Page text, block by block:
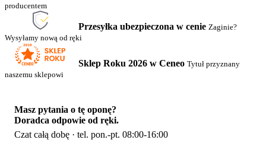
producentem
Przesyłka ubezpieczona w cenie Zaginie?
Wysyłamy nową od ręki
Sklep Roku 2026 w Ceneo Tytuł przyznany
naszemu sklepowi
Masz pytania o tę oponę?
Doradca odpowie od ręki.
Czat całą dobę · tel. pon.-pt. 08:00-16:00